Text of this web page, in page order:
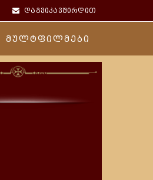
დაგვიკავშირდით
მულტფილმები